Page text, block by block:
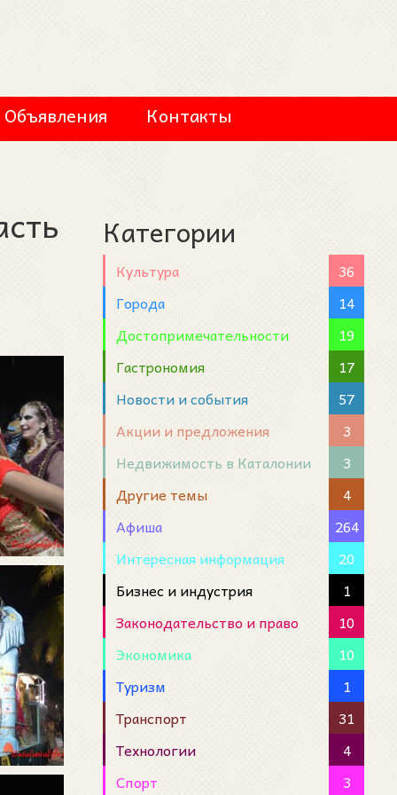
Объявления Контакты
Категории
Культура
36
Города
14
Достопримечательности
19
Гастрономия
17
Новости и события
57
Акции и предложения
3
Недвижимость в Каталонии
3
Другие темы
4
Афиша
264
Интересная информация
20
Бизнес и индустрия
1
Законодательство и право
10
Экономика
10
Туризм
1
Транспорт
31
Технологии
4
Спорт
3